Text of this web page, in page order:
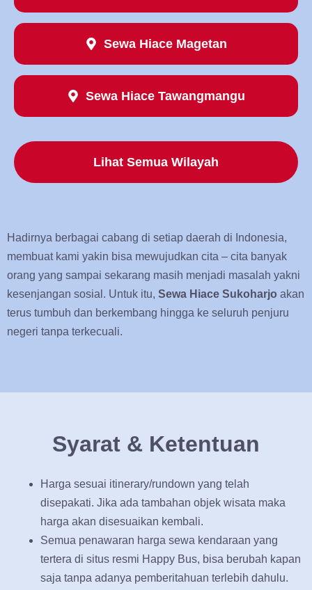
Sewa Hiace Magetan
Sewa Hiace Tawangmangu
Lihat Semua Wilayah
Hadirnya berbagai cabang di setiap daerah di Indonesia,
membuat kami yakin bisa mewujudkan cita – cita banyak
orang yang sampai sekarang masih menjadi masalah yakni
kesenjangan sosial. Untuk itu, Sewa Hiace Sukoharjo akan
terus tumbuh dan berkembang hingga ke seluruh penjuru
negeri tanpa terkecuali.
Syarat & Ketentuan
Harga sesuai itinerary/rundown yang telah
disepakati. Jika ada tambahan objek wisata maka
harga akan disesuaikan kembali.
Semua penawaran harga sewa kendaraan yang
tertera di situs resmi Happy Bus, bisa berubah kapan
saja tanpa adanya pemberitahuan terlebih dahulu.